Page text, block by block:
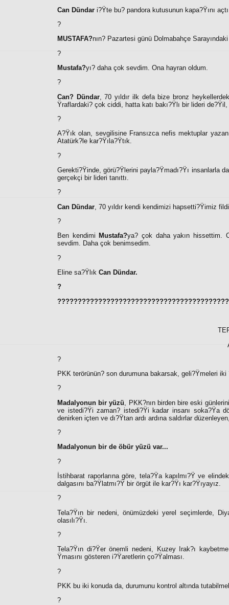
Can Dündar i?Ÿte bu? pandora kutusunun kapa?Ÿını
?
MUSTAFA?nın? Pazartesi günü Dolmabahçe
?
Mustafa?yı? daha çok sevdim. Ona hayran oldum.
?
Can? Dündar, 70 yıldır ilk defa bize bronz
Ÿraflardaki? çok ciddi, hatta katı bakı?Ÿlı bir lideri
?
A?Ÿık olan, sevgilisine Fransızca nefis mektuplar
Atatürk?le kar?Ÿıla?Ÿtık.
?
Gerekti?Ÿinde, görü?Ÿlerini payla?Ÿmadı?Ÿı insanlarla
gerçekçi bir lideri tanıttı.
?
Can Dündar , 70 yıldır kendi kendimizi hapsetti?Ÿimiz
?
Ben kendimi Mustafa?ya? çok daha yakın hissettim.
sevdim. Daha çok benimsedim.
?
Eline sa?Ÿlık Can Dündar.
?
?
PKK terörünün? son durumuna bakarsak, geli?Ÿmeleri
?
Madalyonun bir yüzü , PKK?nın birden bire eski
ve istedi?Ÿi zaman? istedi?Ÿi kadar insanı soka?Ÿa
denirken içten ve dı?Ÿtan ardı ardına saldırlar
?
Madalyonun bir de öbür yüzü var...
?
İstihbarat raporlarına göre, tela?Ÿa kapılmı?Ÿ ve
dalgasını ba?Ÿlatmı?Ÿ bir örgüt ile kar?Ÿı kar?Ÿıyayız.
?
Tela?Ÿın bir nedeni, önümüzdeki yerel seçimlerde,
olasılı?Ÿı.
?
Tela?Ÿın di?Ÿer önemli nedeni, Kuzey Irak?ı
Ÿmasını gösteren i?Ÿaretlerin ço?Ÿalması.
?
PKK bu iki konuda da, durumunu kontrol altında
?